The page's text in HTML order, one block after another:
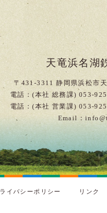
天竜浜名湖
〒431-3311 静岡県浜松市
電話：(本社 総務課) 053-
電話：(本社 営業課) 053-
Email：
イバシーポリシー リンク